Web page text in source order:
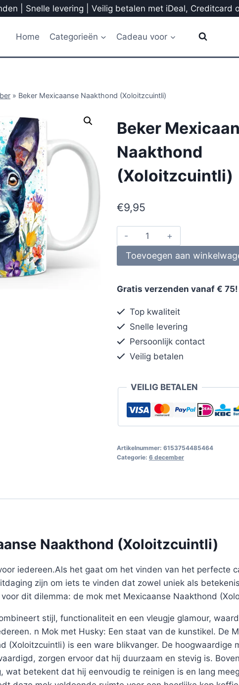
| Snelle levering | Veilig betalen met iDeal, Creditcard
Home Categorieën Cadeau voor
» Beker Mexicaanse Naakthond (Xoloitzcuintli)
Beker
Naakthond
(Xoloitzcuintli)
€9,95
Toevoegen aan
Gratis verzenden vanaf € 75!
Top kwaliteit
Snelle levering
Persoonlijk contact
Veilig betalen
VEILIG BETALEN
Artikelnummer: 6153754485464
Categorie: 6 december
Naakthond (Xoloitzcuintli)
iedereen.Als het gaat om het vinden van het perfecte
zijn om iets te vinden dat zowel uniek als
dit dilemma: de mok met Mexicaanse Naakthond
stijl, functionaliteit en een vleugje glamour,
n Mok met Husky: Een staat van de kunstikel. De
(Xoloitzcuintli) is een ware blikvanger. De hoogwaardige
zorgen ervoor dat hij duurzaam en stevig is.
wat betekent dat hij eenvoudig te reinigen is en lang